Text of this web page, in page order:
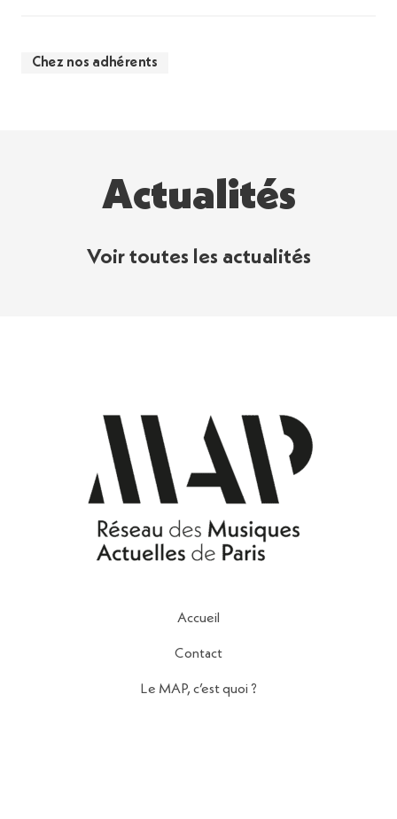
Chez nos adhérents
Actualités
Voir toutes les actualités
Accueil
Contact
Le MAP, c’est quoi ?